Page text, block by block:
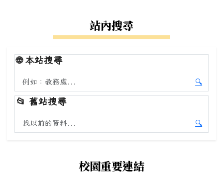
站內搜尋
🌐本站搜尋
搜尋本站內容
🔍
開始本
📂 舊站搜尋
搜尋舊站內容
🔍
開始舊
校園重要連結